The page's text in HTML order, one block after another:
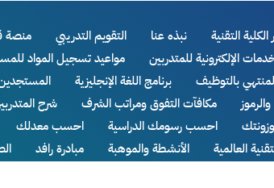
التقنية نبذه عنا التقويم التدريبي منصة
الإلكترونية للمتدربين
مواعيد تسجيل المواد
بالتوظيف
برنامج اللغة الإنجليزية
مكافآت التفوق ومراتب الشرف شرح
احسب رسومك الدراسية احسب معدلك
العالمية
الأنشطة والموهبة مبادرة رافد